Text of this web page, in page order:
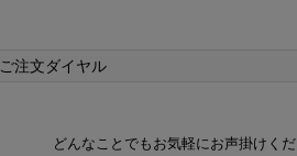
ご注文ダイヤル
どんなことでもお気軽にお声掛けくだ